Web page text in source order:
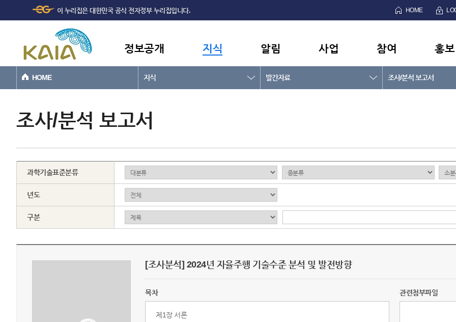
본문바로가기
이 누리집은 대한민국 공식 전자정부 누리집입니다. HOME
정보공개 지식 알림 사업 참여 홍보
HOME 지식 발간자료 조사/분석 보고서
조사/분석 보고서
과학기술표준분류
년도
구분
[조사분석] 2024년 자율주행 기술수준 분석 및 발전방향
목차
제1장 서론
관련첨부파일